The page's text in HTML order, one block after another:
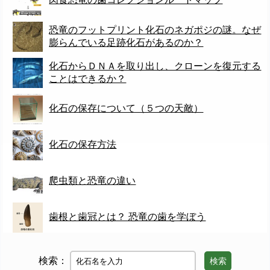
恐竜のフットプリント化石のネガポジの謎。なぜ
膨らんでいる足跡化石があるのか？
化石からＤＮＡを取り出し、クローンを復元する
ことはできるか？
化石の保存について（５つの天敵）
化石の保存方法
爬虫類と恐竜の違い
歯根と歯冠とは？ 恐竜の歯を学ぼう
検索： 検索